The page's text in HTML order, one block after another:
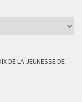
DE LA JEUNESSE DE